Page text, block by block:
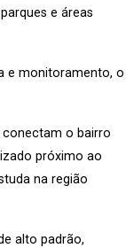
e áreas
e monitoramento, o
conectam o bairro
próximo ao
na região
alto padrão,